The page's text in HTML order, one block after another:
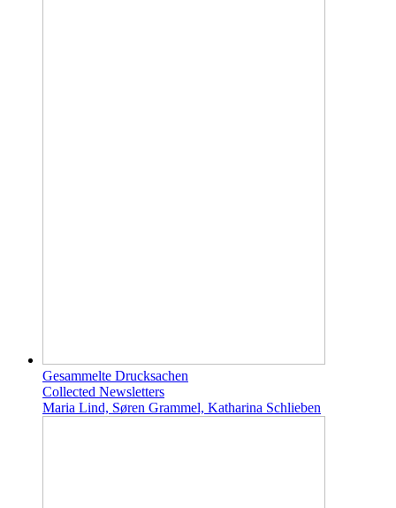
Gesammelte Drucksachen
Collected Newsletters
Maria Lind, Søren Grammel, Katharina Schlieben